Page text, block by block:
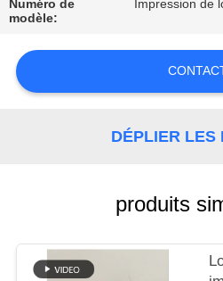
QUALITÉ
CONTACTEZ-
NOUS
DEMANDEZ
CITATION
PLAN
Numéro de
modèle:
Impression de
DÉPLIER LES
produits